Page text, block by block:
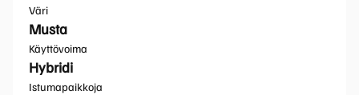
Väri
Musta
Käyttövoima
Hybridi
Istumapaikkoja